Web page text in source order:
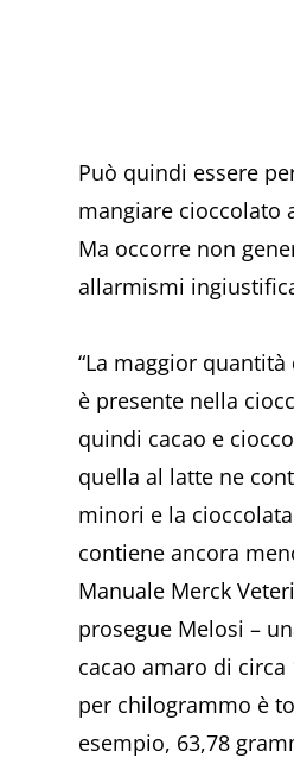
Può quindi essere
mangiare cioccolato
Ma occorre non
allarmismi
“La maggior
è presente nella
quindi cacao e
quella al latte ne
minori e la
contiene ancora
Manuale Merck
prosegue Melosi –
cacao amaro di circa
per chilogrammo è
esempio, 63,78